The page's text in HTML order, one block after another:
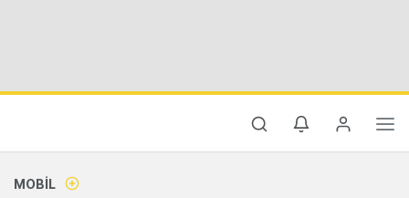
MOBIL